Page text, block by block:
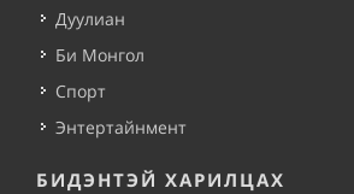
Дуулиан
Би Монгол
Спорт
Энтертайнмент
БИДЭНТЭЙ ХАРИЛЦАХ